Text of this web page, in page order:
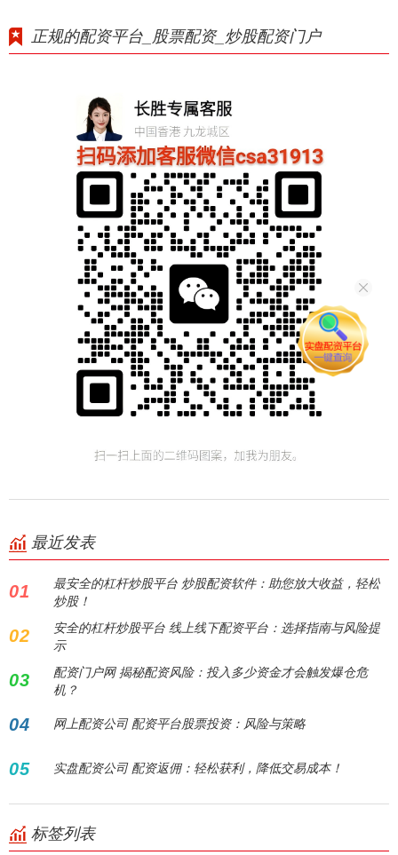
正规的配资平台_股票配资_炒股配资门户
最近发表
01
最安全的杠杆炒股平台 炒股配资软件：助您放大收益，轻松
炒股！
02
安全的杠杆炒股平台 线上线下配资平台：选择指南与风险提
示
03
配资门户网 揭秘配资风险：投入多少资金才会触发爆仓危
机？
04 网上配资公司 配资平台股票投资：风险与策略
05 实盘配资公司 配资返佣：轻松获利，降低交易成本！
标签列表